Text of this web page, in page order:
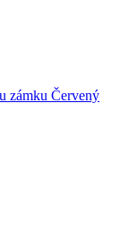
zámku Červený